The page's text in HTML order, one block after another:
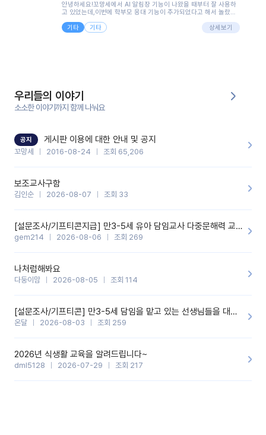
면..)그리고 제가 신입 때 이게 있었더라면 ㅜㅜㅜㅜ?응대 팁이 정말
좋은거 같아요지금은 그래도 아이들이 잘 이해 되지만초임 때는 정
말 어려워서 항상다른 선생님들께 도움을 요청했었거든요..ㅠ*일지
쓸 때도 좀 도움이 되는 거 같아요!
안녕하세요!꼬망세에서 AI 알림장 기능이 나왔을 때부터 잘 사용하
고 있었는데,이번에 학부모 응대 기능이 추가되었다고 해서 놀랐습
님 응대에 더 많은 부담을 느끼고 있습니다 ㅠㅠ이번에 제가 원에서
겪은 일과 학부모님께 전달드렸던 내용을 함께 보시고,저와 비슷한
을 많이 하는데,꼬망봇 덕분에 고민하는 시간을 줄이고 학부모님을
안심시킬 수 있었습니다.이 부분은 꼬망봇이 추가로 알려준 응대 tip
입니다.학부모님께 전화를 드리기 전에, 내용을 숙지하여 좀 더 전문
성 있는 교사가 되어 대화를 나눌 수 있었습니다.꼬망세 AI학부모 응
기능을 개발해 주셔서 감사합니다.
기타 기타 상세보기
우리들의 이야기
소소한 이야기까지 함께 나눠요
공지 게시판 이용에 대한 안내 및 공지
꼬망세 2016-08-24 조회 65,206
보조교사구함
김인순 2026-08-07 조회 33
[설문조사/기프티콘지급] 만3-5세 유아 담임교사 다중문해력 교육 증진을 위한 설문조사
gem214 2026-08-06 조회 269
나처럼해봐요
다둥이맘 2026-08-05 조회 114
[설문조사/기프티콘] 만3-5세 담임을 맡고 있는 선생님들을 대상으로 설문조사를 합니다!
온달 2026-08-03 조회 259
2026년 식생활 교육을 알려드립니다~
dml5128 2026-07-29 조회 217